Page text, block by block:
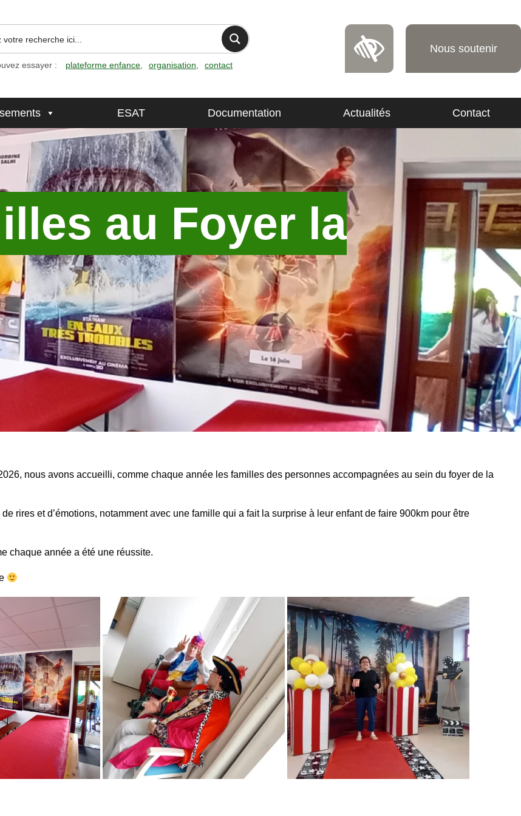
essayer : plateforme enfance organisation contact
Nous soutenir
ESAT Documentation Actualités Contact
au Foyer la
nous avons accueilli, comme chaque année les familles des personnes accompagnées au sein du foyer de la
rires et d’émotions, notamment avec une famille qui a fait la surprise à leur enfant de faire 900km pour être
chaque année a été une réussite.